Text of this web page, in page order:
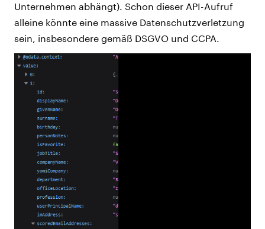
Unternehmen abhängt). Schon dieser API-Aufruf
alleine könnte eine massive Datenschutzverletzung
sein, insbesondere gemäß DSGVO und CCPA.